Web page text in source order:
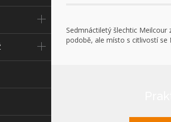
Sedmnáctiletý šlechtic
podobě, ale místo s citlivostí se